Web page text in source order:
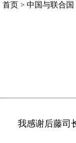
首页 > 中国与联合国
我感谢后藤司